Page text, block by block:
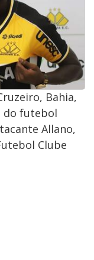
Bahia,
do futebol
Allano,
Clube